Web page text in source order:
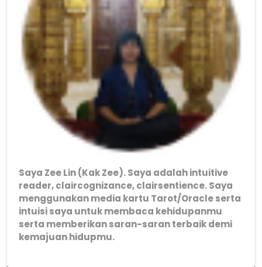
Saya Zee Lin (Kak Zee). Saya adalah intuitive
reader, claircognizance, clairsentience. Saya
menggunakan media kartu Tarot/Oracle serta
intuisi saya untuk membaca kehidupanmu
serta memberikan saran-saran terbaik demi
kemajuan hidupmu.